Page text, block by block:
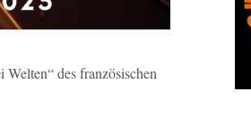
des französischen